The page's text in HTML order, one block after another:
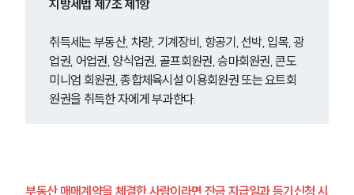
지방세법 제7조 제1항
취득세는 부동산, 차량, 기계장비, 항공기, 선박, 입목, 광
업권, 어업권, 양식업권, 골프회원권, 승마회원권, 콘도
미니엄 회원권, 종합체육시설 이용회원권 또는 요트회
원권을 취득한 자에게 부과한다.
부동산 매매계약을 체결한 사람이라면 잔금 지급일과 등기신청 시